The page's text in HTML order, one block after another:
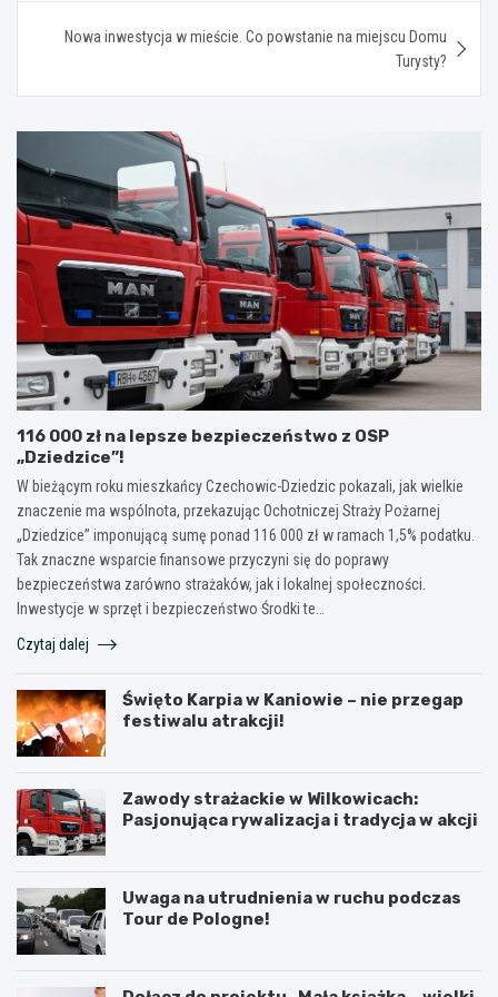
Nowa inwestycja w mieście. Co powstanie na miejscu Domu
Turysty?
116 000 zł na lepsze bezpieczeństwo z OSP
„Dziedzice”!
W bieżącym roku mieszkańcy Czechowic-Dziedzic pokazali, jak wielkie
znaczenie ma wspólnota, przekazując Ochotniczej Straży Pożarnej
„Dziedzice” imponującą sumę ponad 116 000 zł w ramach 1,5% podatku.
Tak znaczne wsparcie finansowe przyczyni się do poprawy
bezpieczeństwa zarówno strażaków, jak i lokalnej społeczności.
Inwestycje w sprzęt i bezpieczeństwo Środki te…
Czytaj dalej
Święto Karpia w Kaniowie – nie przegap
festiwalu atrakcji!
Zawody strażackie w Wilkowicach:
Pasjonująca rywalizacja i tradycja w akcji
Uwaga na utrudnienia w ruchu podczas
Tour de Pologne!